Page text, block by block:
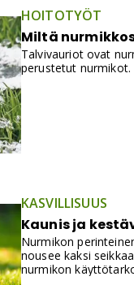
HOITOTYÖT
Miltä
Talvivauriot ovat
perustetut
KASVILLISUUS
Kaunis ja
Nurmikon
nousee kaksi
nurmikon